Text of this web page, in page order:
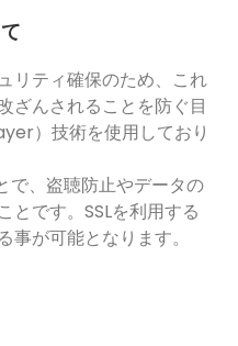
リティ確保のため、これ
ざんされることを防ぐ目
）技術を使用しており
で、盗聴防止やデータの
とです。SSLを利用する
が可能となります。